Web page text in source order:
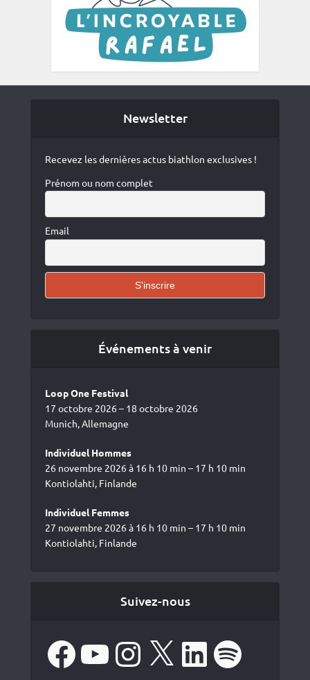
Newsletter
Recevez les dernières actus biathlon exclusives !
Prénom ou nom complet
Email
Événements à venir
Loop One Festival
17 octobre 2026 – 18 octobre 2026
Munich, Allemagne
Individuel Hommes
26 novembre 2026 à 16 h 10 min – 17 h 10 min
Kontiolahti, Finlande
Individuel Femmes
27 novembre 2026 à 16 h 10 min – 17 h 10 min
Kontiolahti, Finlande
Suivez-nous
FacebookYouTube Instagram LinkedIn Spotify